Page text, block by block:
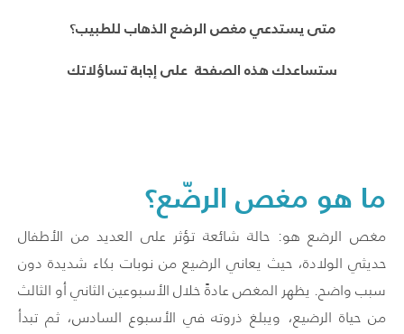
متى يستدعي مغص الرضع الذهاب للطبيب؟
ستساعدك هذه الصفحة على إجابة تساؤلاتك
ما هو مغص الرضّع؟
مغص الرضع هو: حالة شائعة تؤثر على العديد من الأطفال
حديثي الولادة، حيث يعاني الرضيع من نوبات بكاء شديدة دون
سبب واضح. يظهر المغص عادةً خلال الأسبوعين الثاني أو الثالث
من حياة الرضيع، ويبلغ ذروته في الأسبوع السادس، ثم تبدأ